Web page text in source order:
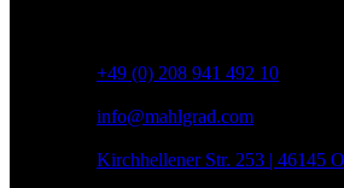
+49 (0) 208 941 492 10
info@mahlgrad.com
Kirchhellener Str. 253 | 46145